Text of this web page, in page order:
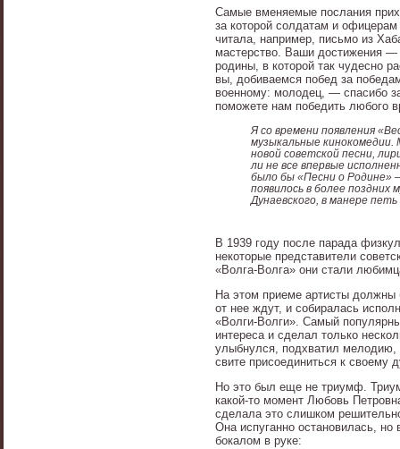
Самые вменяемые послания
за которой солдатам и
читала, например, письмо из
мастерство. Ваши достижения —
родины, в которой так чудесно
вы, добиваемся побед за
военному: молодец, — спасибо
поможете нам победить любого
Я со времени появления
музыкальные кинокомедии.
новой советской песни,
ли не все впервые
было бы «Песни о Родине»
появилось в более
Дунаевского, в манере
В 1939 году после парада
некоторые представители
«Волга-Волга» они стали
На этом приеме артисты должны
от нее ждут, и собиралась
«Волги-Волги». Самый
интереса и сделал только
улыбнулся, подхватил мелодию,
свите присоединиться к своему
Но это был еще не триумф.
какой-то момент Любовь
сделала это слишком
Она испуганно остановилась,
бокалом в руке: